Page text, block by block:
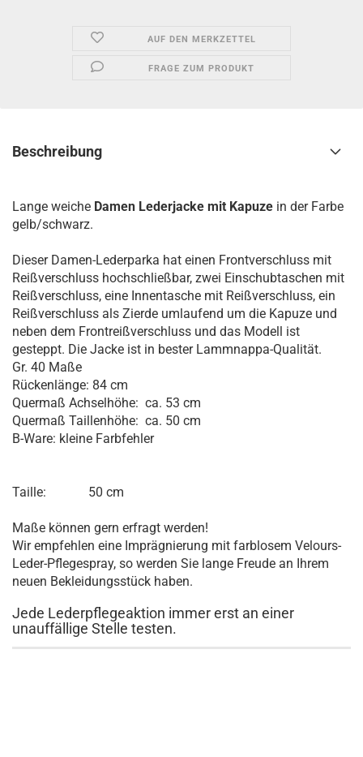
AUF DEN MERKZETTEL
FRAGE ZUM PRODUKT
Beschreibung
Lange weiche Damen Lederjacke mit Kapuze in der Farbe
gelb/schwarz.
Dieser Damen-Lederparka hat einen Frontverschluss mit
Reißverschluss hochschließbar, zwei Einschubtaschen mit
Reißverschluss, eine Innentasche mit Reißverschluss, ein
Reißverschluss als Zierde umlaufend um die Kapuze und
neben dem Frontreißverschluss und das Modell ist
gesteppt. Die Jacke ist in bester Lammnappa-Qualität.
Gr. 40 Maße
Rückenlänge: 84 cm
Quermaß Achselhöhe: ca. 53 cm
Quermaß Taillenhöhe: ca. 50 cm
B-Ware: kleine Farbfehler
Taille: 50 cm
Maße können gern erfragt werden!
Wir empfehlen eine Imprägnierung mit farblosem Velours-
Leder-Pflegespray, so werden Sie lange Freude an Ihrem
neuen Bekleidungsstück haben.
Jede Lederpflegeaktion immer erst an einer
unauffällige Stelle testen.